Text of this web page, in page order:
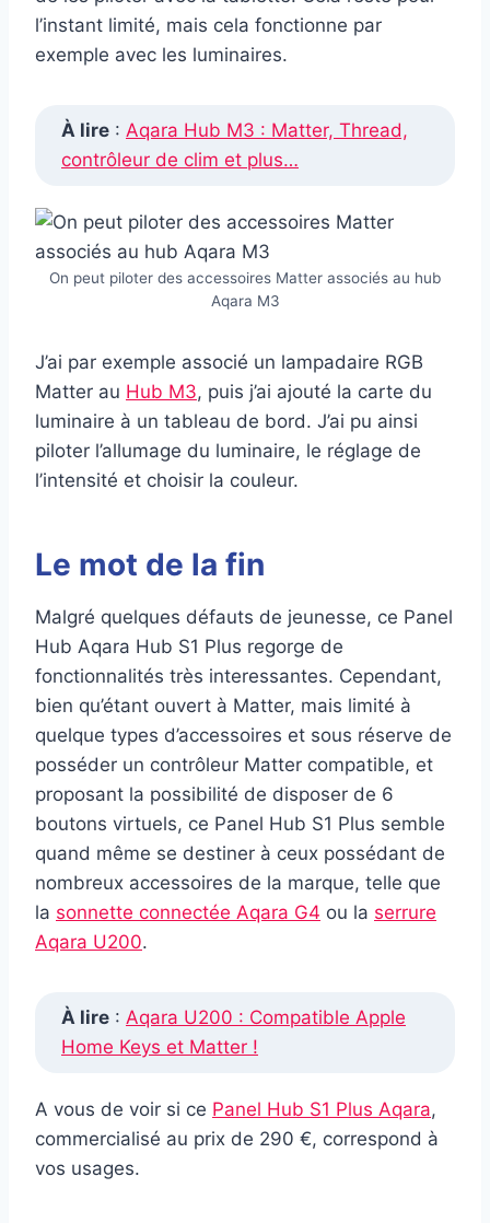
l’instant limité, mais cela fonctionne par
exemple avec les luminaires.
À lire : Aqara Hub M3 : Matter, Thread,
contrôleur de clim et plus…
On peut piloter des accessoires Matter associés au hub
Aqara M3
J’ai par exemple associé un lampadaire RGB
Matter au Hub M3, puis j’ai ajouté la carte du
luminaire à un tableau de bord. J’ai pu ainsi
piloter l’allumage du luminaire, le réglage de
l’intensité et choisir la couleur.
Le mot de la fin
Malgré quelques défauts de jeunesse, ce Panel
Hub Aqara Hub S1 Plus regorge de
fonctionnalités très interessantes. Cependant,
bien qu’étant ouvert à Matter, mais limité à
quelque types d’accessoires et sous réserve de
posséder un contrôleur Matter compatible, et
proposant la possibilité de disposer de 6
boutons virtuels, ce Panel Hub S1 Plus semble
quand même se destiner à ceux possédant de
nombreux accessoires de la marque, telle que
la sonnette connectée Aqara G4 ou la serrure
Aqara U200.
À lire : Aqara U200 : Compatible Apple
Home Keys et Matter !
A vous de voir si ce Panel Hub S1 Plus Aqara,
commercialisé au prix de 290 €, correspond à
vos usages.